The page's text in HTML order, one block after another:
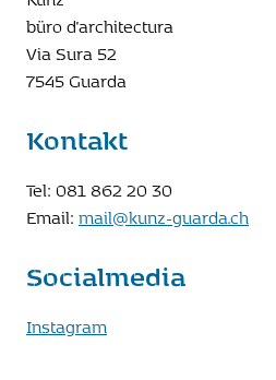
büro d'architectura
Via Sura 52
7545 Guarda
Kontakt
Tel: 081 862 20 30
Email: mail@kunz-guarda.ch
Socialmedia
Instagram